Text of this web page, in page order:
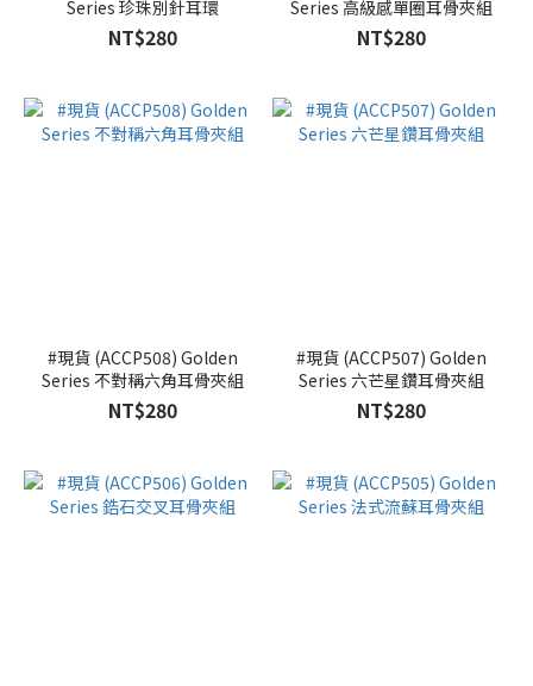
Series 珍珠別針耳環
NT$280
Series 高級感單圈耳骨夾組
NT$280
#現貨 (ACCP508) Golden
Series 不對稱六角耳骨夾組
NT$280
#現貨 (ACCP507) Golden
Series 六芒星鑽耳骨夾組
NT$280